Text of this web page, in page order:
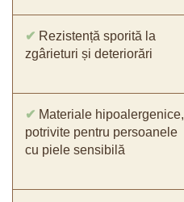
✔ Rezistență sporită la
zgârieturi și deteriorări
✔ Materiale hipoalergenice,
potrivite pentru persoanele
cu piele sensibilă